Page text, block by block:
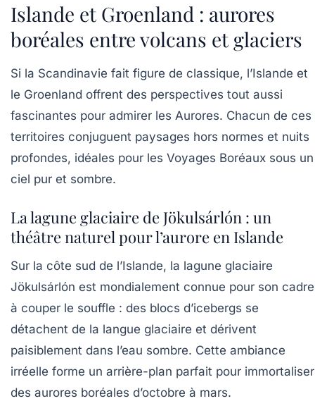
Islande et Groenland : aurores
boréales entre volcans et glaciers
Si la Scandinavie fait figure de classique, l’Islande et
le Groenland offrent des perspectives tout aussi
fascinantes pour admirer les Aurores. Chacun de ces
territoires conjuguent paysages hors normes et nuits
profondes, idéales pour les Voyages Boréaux sous un
ciel pur et sombre.
La lagune glaciaire de Jökulsárlón : un
théâtre naturel pour l’aurore en Islande
Sur la côte sud de l’Islande, la lagune glaciaire
Jökulsárlón est mondialement connue pour son cadre
à couper le souffle : des blocs d’icebergs se
détachent de la langue glaciaire et dérivent
paisiblement dans l’eau sombre. Cette ambiance
irréelle forme un arrière-plan parfait pour immortaliser
des aurores boréales d’octobre à mars.